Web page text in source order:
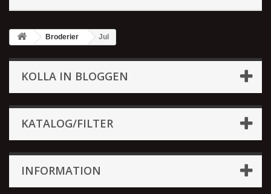
Broderier Jul
KOLLA IN BLOGGEN
KATALOG/FILTER
INFORMATION